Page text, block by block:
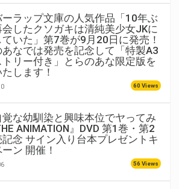
ーラップ文庫の人気作品「10年ぶ
会したクソガキは清純美少女JKに
いた」第7巻が9月20日に発売！
あなでは発売を記念して「特製A3
トリー付き」とらのあな限定版を
します！
60 Views
覚な幼馴染と興味本位でヤってみ
ANIMATION』DVD 第1巻・第2
念 サイン入り台本プレゼントキ
ン 開催！
56 Views